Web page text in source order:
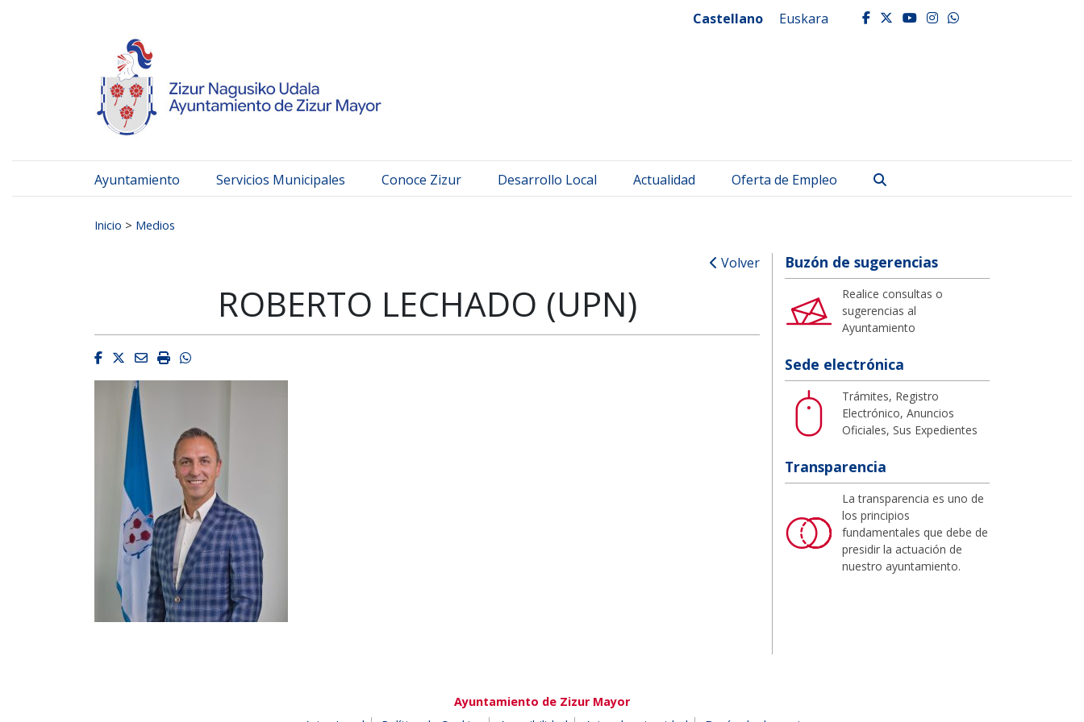
Castellano Euskara facebook
twitter
youtube
instagram
whatsapp
Ayuntamiento Servicios Municipales Conoce Zizur Desarrollo Local Actualidad Oferta de Empleo
Inicio > Medios
Volver
ROBERTO LECHADO (UPN)
Facebook
Twitter
EmailImprimirWhatsapp
Buzón de sugerencias
Realice consultas o
sugerencias al
Ayuntamiento
Sede electrónica
Trámites, Registro
Electrónico, Anuncios
Oficiales, Sus Expedientes
Transparencia
La transparencia es uno de
los principios
fundamentales que debe de
presidir la actuación de
nuestro ayuntamiento.
Ayuntamiento de Zizur Mayor